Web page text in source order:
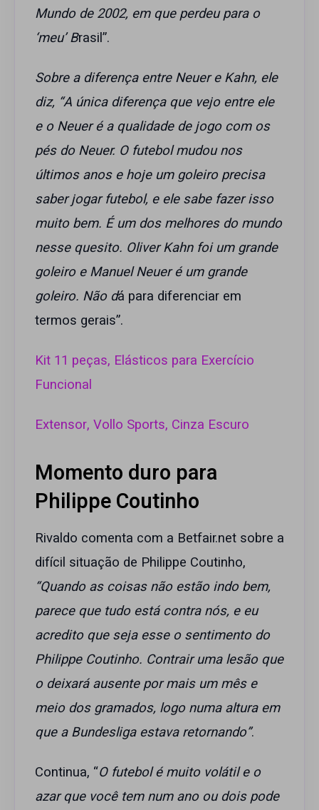
Mundo de 2002, em que perdeu para o
‘meu’ Brasil”.
Sobre a diferença entre Neuer e Kahn, ele
diz, “A única diferença que vejo entre ele
e o Neuer é a qualidade de jogo com os
pés do Neuer. O futebol mudou nos
últimos anos e hoje um goleiro precisa
saber jogar futebol, e ele sabe fazer isso
muito bem. É um dos melhores do mundo
nesse quesito. Oliver Kahn foi um grande
goleiro e Manuel Neuer é um grande
goleiro. Não dá para diferenciar em
termos gerais”.
Kit 11 peças, Elásticos para Exercício
Funcional
Extensor, Vollo Sports, Cinza Escuro
Momento duro para
Philippe Coutinho
Rivaldo comenta com a Betfair.net sobre a
difícil situação de Philippe Coutinho,
“Quando as coisas não estão indo bem,
parece que tudo está contra nós, e eu
acredito que seja esse o sentimento do
Philippe Coutinho. Contrair uma lesão que
o deixará ausente por mais um mês e
meio dos gramados, logo numa altura em
que a Bundesliga estava retornando”.
Continua, “O futebol é muito volátil e o
azar que você tem num ano ou dois pode